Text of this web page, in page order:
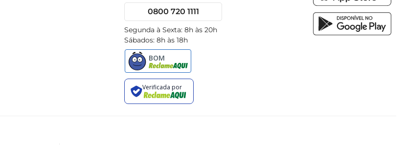
0800 720 1111
Segunda à Sexta: 8h às 20h
Sábados: 8h às 18h